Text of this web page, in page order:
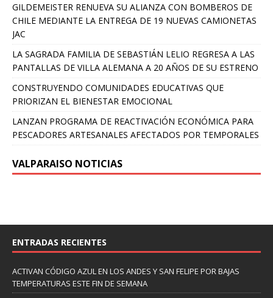
GILDEMEISTER RENUEVA SU ALIANZA CON BOMBEROS DE
CHILE MEDIANTE LA ENTREGA DE 19 NUEVAS CAMIONETAS
JAC
LA SAGRADA FAMILIA DE SEBASTIÁN LELIO REGRESA A LAS
PANTALLAS DE VILLA ALEMANA A 20 AÑOS DE SU ESTRENO
CONSTRUYENDO COMUNIDADES EDUCATIVAS QUE
PRIORIZAN EL BIENESTAR EMOCIONAL
LANZAN PROGRAMA DE REACTIVACIÓN ECONÓMICA PARA
PESCADORES ARTESANALES AFECTADOS POR TEMPORALES
VALPARAISO NOTICIAS
ENTRADAS RECIENTES
ACTIVAN CÓDIGO AZUL EN LOS ANDES Y SAN FELIPE POR BAJAS
TEMPERATURAS ESTE FIN DE SEMANA